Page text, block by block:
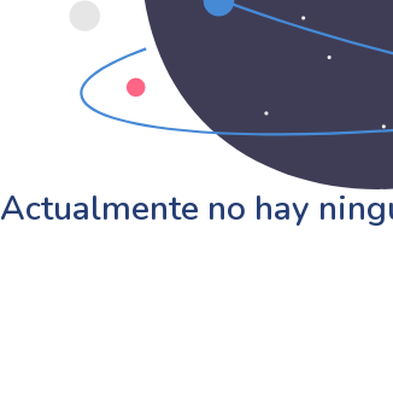
Actualmente no hay